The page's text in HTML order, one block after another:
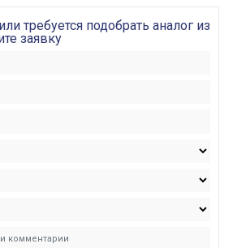
требуется подобрать аналог из
заявку